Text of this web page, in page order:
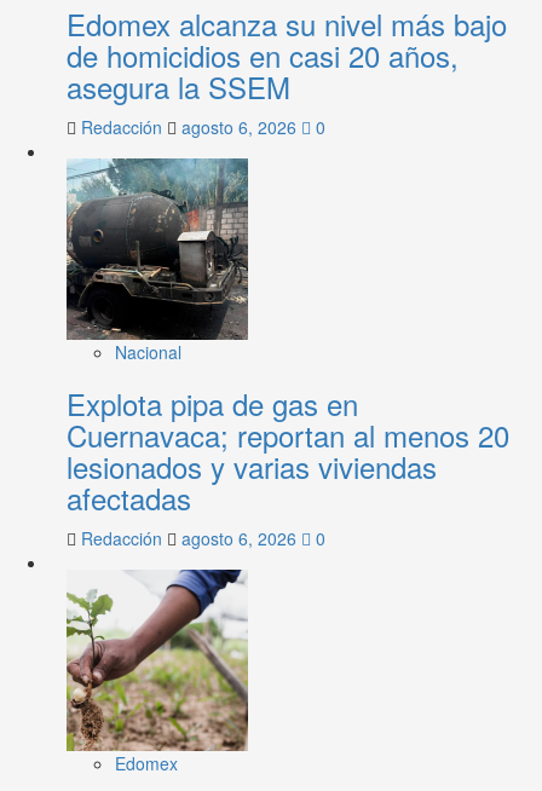
Edomex alcanza su nivel más bajo
de homicidios en casi 20 años,
asegura la SSEM
Redacción agosto 6, 2026 0
Nacional
Explota pipa de gas en
Cuernavaca; reportan al menos 20
lesionados y varias viviendas
afectadas
Redacción agosto 6, 2026 0
Edomex